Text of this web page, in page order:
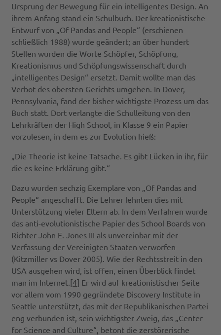
Ursprung der Bewegung für ein intelligentes Design. An
ihrem Anfang stand ein Schulbuch. Der kreationistische
Entwurf von „Of Pandas and People“ (erschienen
schließlich 1988) wurde geändert; an über hundert
Stellen wurden die Worte Schöpfer, Schöpfung,
Kreationismus und Schöpfungswissenschaft durch
„intelligentes Design“ ersetzt. Damit wollte man das
Verbot des obersten Gerichts umgehen. In Dover,
Pennsylvania, fand der bisher wichtigste Prozess um das
Buch statt. Dort verlangte die Schulleitung von den
Lehrkräften der High School, in Klasse 9 ein Papier
vorzulesen, in dem es zur Evolution hieß:
„Die Theorie ist keine Tatsache. Es gibt Lücken in ihr, für
die es keine Erklärung gibt.“
Dazu wurden sechzig Exemplare von „Of Pandas and
People“ angeschafft. Die Lehrer lehnten dies mit
Unterstützung vieler Eltern ab. In dem Verfahren wurde
das anti-evolutionistische Papier des School Boards von
Richter John E. Jones III als unvereinbar mit der
Verfassung der Vereinigten Staaten verworfen
(Kitzmiller vs Dover 2005). Wie der Rechtsstreit in den
USA ausgehen wird, ist offen, einen Überblick findet
man im Internet.[4] Er wird auf kreationistischer Seite
vor allem vom 1990 gegründete Discovery Institute in
Seattle unterstützt, das mit der Republikanischen Partei
eng verbunden ist, sein wichtigster Zweig, das „Center
for Science and Culture“, betont die zerstörerische